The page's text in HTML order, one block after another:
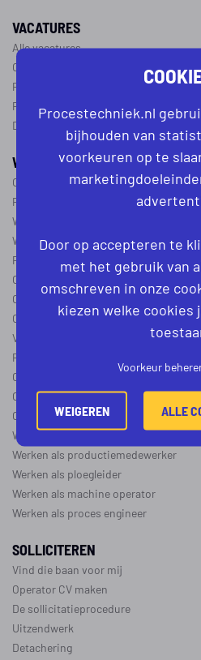
VACATURES
Alle vacatures
Operator vacatures
Productiemedewerker vacatures
Ploegleider vacatures
Dagdienst vacatures
WERKEN IN DE
Over de procestechniek
Ploegendienst
Wat is een procesoperator
Werken als procesoperator
Procesoperator in de
chemie,
Operator A
Operator B
Operator C
Verschil operator A, B en C
Procesoperator salaris
Operator opleidingen
–vapro
Over de maakindustrie
Over de procesindustrie
Werken als monteur
Werken als productiemedewerker
Werken als ploegleider
Werken als machine operator
Werken als proces engineer
SOLLICITEREN
Vind die baan voor mij
Operator CV maken
De sollicitatieprocedure
Uitzendwerk
Detachering
Procestechniek.nl
bijhouden van
voorkeuren op te
Door op accepteren te
met het gebruik van
omschreven in onze
kiezen welke cookies
Voorkeur
WEIGEREN ALLE